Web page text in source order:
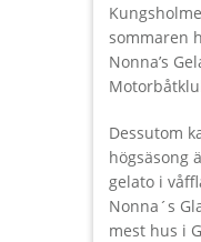
sommaren
Nonna’s
Dessutom
högsäsong
gelato i
Nonna´s
mest hus i